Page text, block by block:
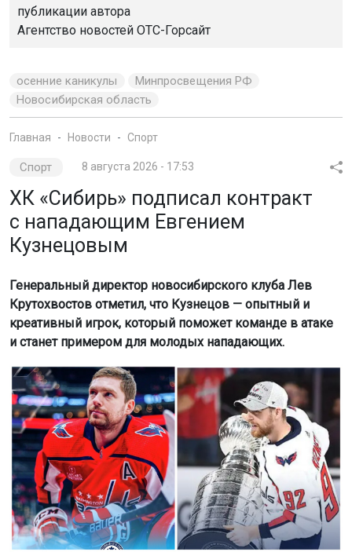
публикации автора
Агентство новостей ОТС-Горсайт
осенние каникулы
Минпросвещения РФ
Новосибирская область
Главная Новости Спорт
Спорт 8 августа 2026 - 17:53
ХК «Сибирь» подписал контракт
с нападающим Евгением
Кузнецовым
Генеральный директор новосибирского клуба Лев
Крутохвостов отметил, что Кузнецов — опытный и
креативный игрок, который поможет команде в атаке
и станет примером для молодых нападающих.